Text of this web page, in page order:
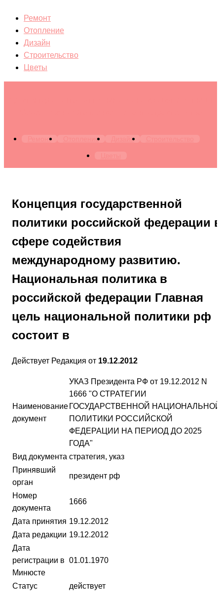
Ремонт
Отопление
Дизайн
Строительство
Цветы
Ремонт Отопление Дизайн
Концепция государственной
политики российской федерации в
сфере содействия
международному развитию.
Национальная политика в
российской федерации Главная
цель национальной политики рф
состоит в
Действует Редакция от 19.12.2012
Наименование
документ
УКАЗ Президента РФ от 19.12.2012 N
1666 "О СТРАТЕГИИ
ГОСУДАРСТВЕННОЙ НАЦИОНАЛЬНОЙ
ПОЛИТИКИ РОССИЙСКОЙ
ФЕДЕРАЦИИ НА ПЕРИОД ДО 2025
ГОДА"
Вид документа стратегия, указ
Принявший
орган
президент рф
Номер
документа
1666
Дата принятия 19.12.2012
Дата редакции 19.12.2012
Дата
регистрации в
Минюсте
01.01.1970
Статус действует